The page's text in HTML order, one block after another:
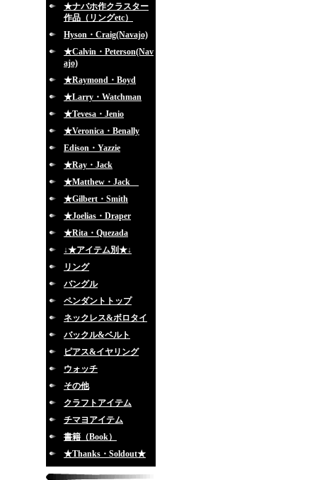
★ナバホ作クラスター
作品（リングetc）
Hyson・Craig(Navajo)
★Calvin・Peterson(Nav
ajo)
★Raymond・Boyd
★Larry・Watchman
★Tevesa・Jenio
★Veronica・Benally
Edison・Yazzie
★Ray・Jack
★Matthew・Jack
★Gilbert・Smith
★Joelias・Draper
★Rita・Quezada
↓★アイテム別★↓
リング
バングル
ペンダントトップ
ネックレス&ボロタイ
バックル&ベルト
ピアス&イヤリング
ウォッチ
その他
クラフトアイテム
チマヨアイテム
書籍（Book）
★Thanks・Soldout★